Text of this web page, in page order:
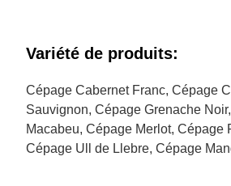
Variété de produits:
Cépage Cabernet Franc, Cépage
Sauvignon, Cépage Grenache
Macabeu, Cépage Merlot, Cépage
Cépage Ull de Llebre, Cépage